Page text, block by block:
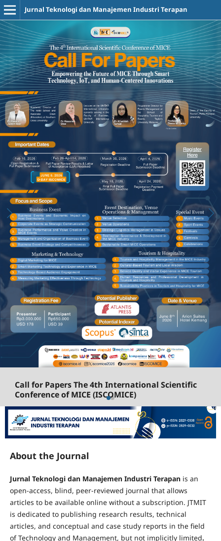
Jurnal Teknologi dan Manajemen Industri Terapan
Call for Papers The 4th International Scientific
Conference of MICE (ISCOMICE)
The International Scientific Conference of MICE
(ISCOMICE) is an annual academic conference that
brings together academics, researchers, and
innovations in the Meetings, Incentives, Conventions,
and Exhibitions (MICE) industry. The conference is held
years.
Read More
About the Journal
Jurnal Teknologi dan Manajemen Industri Terapan is an
open-access, blind, peer-reviewed journal that allows
articles to be available online without a subscription. JTMIT
is dedicated to publishing research results, technical
articles, and conceptual and case study reports in the field
of Technology and Management, but not implicitly limited.